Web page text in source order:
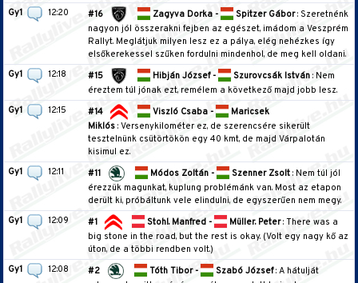
Gy1
12:20 #16 Zagyva Dorka - Spitzer Gábor: Szeretnénk
nagyon jól összerakni fejben az egészet, imádom a Veszprém
Rallyt. Meglátjuk milyen lesz ez a pálya, elég nehézkes így
elsőkerekessel szűken fordulni mindenhol, de meg kell oldani.
Gy1
12:18 #15 Hibján József - Szurovcsák István: Nem
éreztem túl jónak ezt, remélem a következő majd jobb lesz.
Gy1
12:15 #14 Viszló Csaba -
Maricsek
Miklós: Versenykilométer ez, de szerencsére sikerült
tesztelnünk csütörtökön egy 40 kmt, de majd Várpalotán
kisimul ez.
Gy1
12:11 #11 Módos Zoltán - Szenner Zsolt: Nem túl jól
érezzük magunkat, kuplung problémánk van. Most az etapon
derült ki, próbáltunk vele elindulni, de egyszerűen nem megy.
Gy1
12:09 #1 Stohl. Manfred - Müller. Peter: There was a
big stone in the road, but the rest is okay. (Volt egy nagy kő az
úton, de a többi rendben volt.)
Gy1
12:08 #2 Tóth Tibor - Szabó József: A hátulját